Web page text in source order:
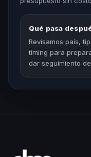
Qué pasa
Revisamos país,
timing para
dar seguimiento